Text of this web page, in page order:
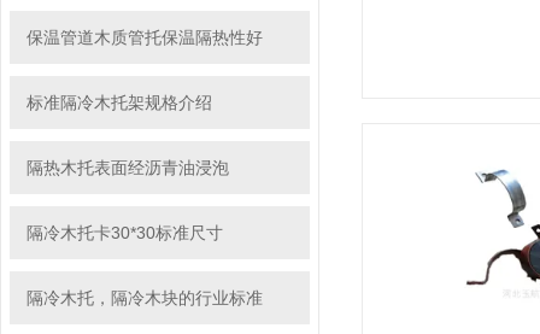
保温管道木质管托保温隔热性好
标准隔冷木托架规格介绍
隔热木托表面经沥青油浸泡
隔冷木托卡30*30标准尺寸
隔冷木托，隔冷木块的行业标准